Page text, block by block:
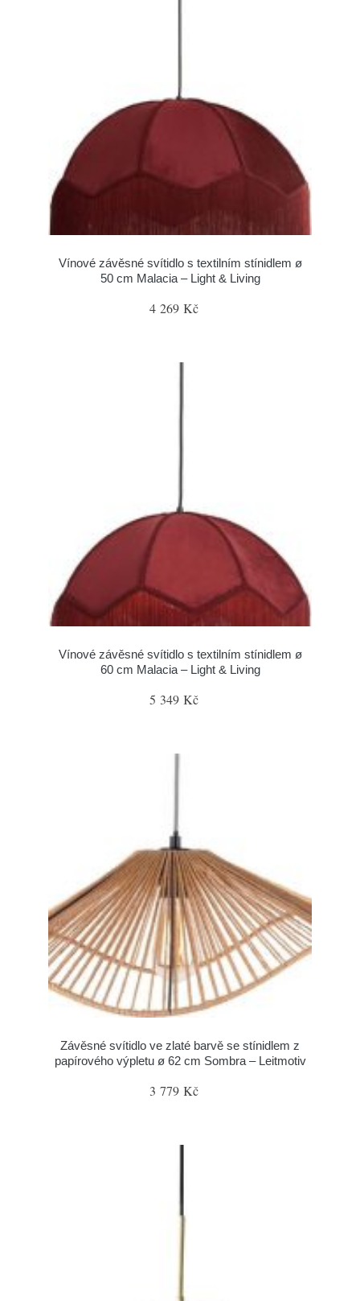
Vínové závěsné svítidlo s textilním stínidlem ø
50 cm Malacia – Light & Living
4 269 Kč
Vínové závěsné svítidlo s textilním stínidlem ø
60 cm Malacia – Light & Living
5 349 Kč
Závěsné svítidlo ve zlaté barvě se stínidlem z
papírového výpletu ø 62 cm Sombra – Leitmotiv
3 779 Kč